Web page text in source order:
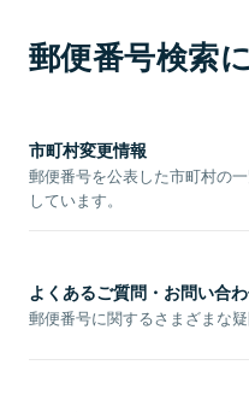
郵便番号検索
市町村変更情報
郵便番号を公表した市町村の
しています。
よくあるご質問・お問い合
郵便番号に関するさまざまな疑